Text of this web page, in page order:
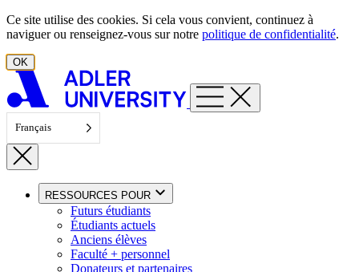
Aller au contenu
Ce site utilise des cookies. Si cela vous convient, continuez à
naviguer ou renseignez-vous sur notre politique de confidentialité.
OK
Français
RESSOURCES POUR
Futurs étudiants
Étudiants actuels
Anciens élèves
Faculté + personnel
Donateurs et partenaires